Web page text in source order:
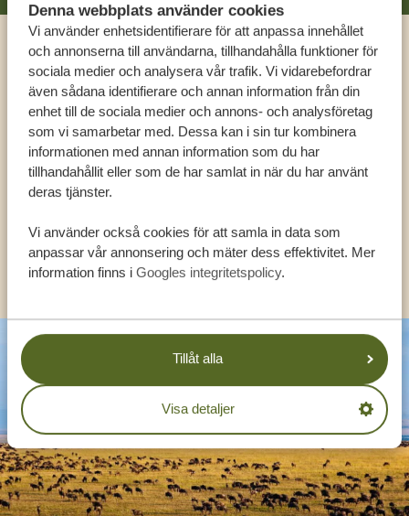
Denna webbplats använder cookies
Vi använder enhetsidentifierare för att anpassa innehållet
och annonserna till användarna, tillhandahålla funktioner för
sociala medier och analysera vår trafik. Vi vidarebefordrar
även sådana identifierare och annan information från din
enhet till de sociala medier och annons- och analysföretag
som vi samarbetar med. Dessa kan i sin tur kombinera
informationen med annan information som du har
tillhandahållit eller som de har samlat in när du har använt
deras tjänster.
Vi använder också cookies för att samla in data som
anpassar vår annonsering och mäter dess effektivitet. Mer
information finns i Googles integritetspolicy.
Tillåt alla
Visa detaljer
Ring en expert
FÅ PERSONLIG RÅDGIVNING FRÅN VÅRA
EXPERTER
KONTAKT